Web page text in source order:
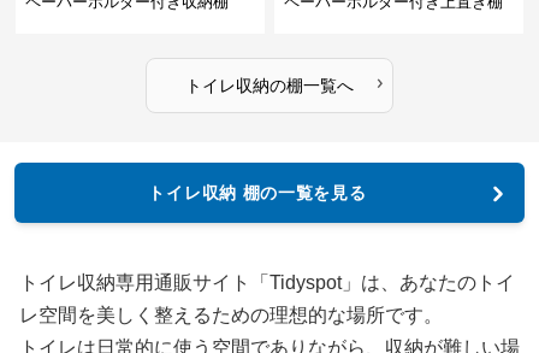
トイレ収納の棚一覧へ ›
トイレ収納 棚の一覧を見る
トイレ収納専用通販サイト「Tidyspot」は、あなたのトイ
レ空間を美しく整えるための理想的な場所です。
トイレは日常的に使う空間でありながら、収納が難しい場